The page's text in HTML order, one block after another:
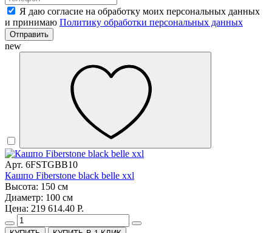
Я даю согласие на обработку моих персональных данных
и принимаю Политику обработки персональных данных
Отправить
new
Арт. 6FSTGBB10
Кашпо Fiberstone black belle xxl
Высота: 150 см
Диаметр: 100 см
Цена: 219 614.40 Р.